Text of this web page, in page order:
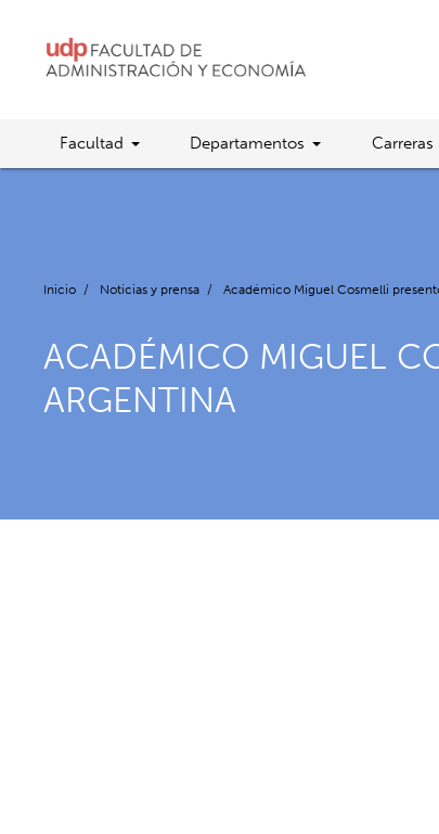
Facultad Departamentos Carreras
Inicio / Noticias y prensa / Académico Miguel Cosmelli
ACADÉMICO MIGUEL
ARGENTINA